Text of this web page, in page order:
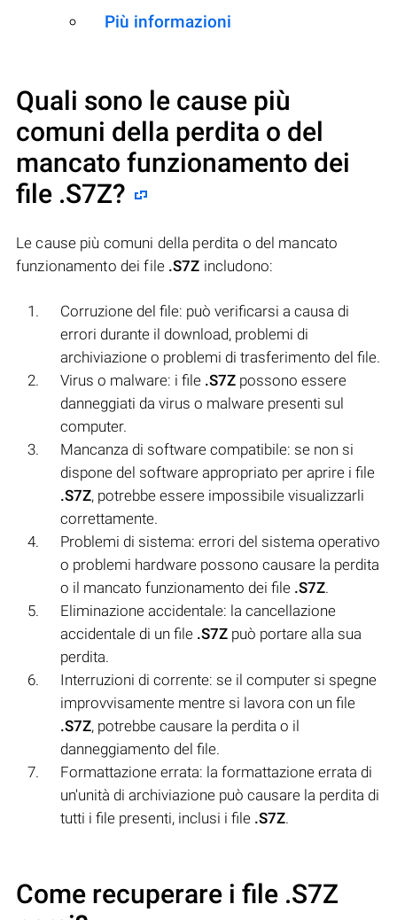
Più informazioni
Quali sono le cause più
comuni della perdita o del
mancato funzionamento dei
file .S7Z?
Le cause più comuni della perdita o del mancato
funzionamento dei file .S7Z includono:
Corruzione del file: può verificarsi a causa di
errori durante il download, problemi di
archiviazione o problemi di trasferimento del file.
Virus o malware: i file .S7Z possono essere
danneggiati da virus o malware presenti sul
computer.
Mancanza di software compatibile: se non si
dispone del software appropriato per aprire i file
.S7Z, potrebbe essere impossibile visualizzarli
correttamente.
Problemi di sistema: errori del sistema operativo
o problemi hardware possono causare la perdita
o il mancato funzionamento dei file .S7Z.
Eliminazione accidentale: la cancellazione
accidentale di un file .S7Z può portare alla sua
perdita.
Interruzioni di corrente: se il computer si spegne
improvvisamente mentre si lavora con un file
.S7Z, potrebbe causare la perdita o il
danneggiamento del file.
Formattazione errata: la formattazione errata di
un'unità di archiviazione può causare la perdita di
tutti i file presenti, inclusi i file .S7Z.
Come recuperare i file .S7Z